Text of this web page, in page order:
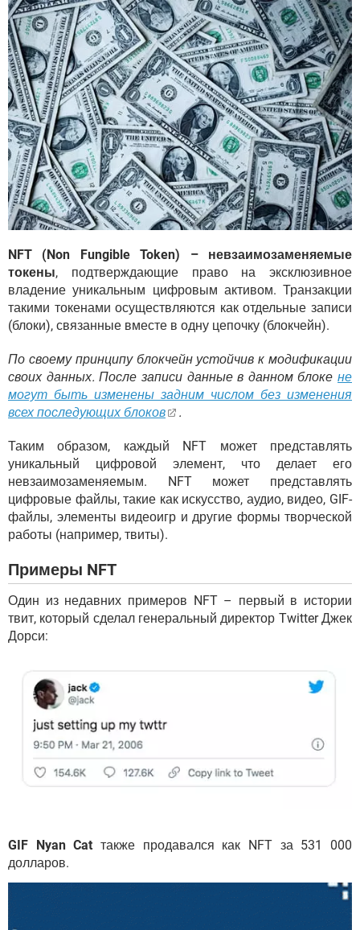
NFT (Non Fungible Token) – невзаимозаменяемые
токены, подтверждающие право на эксклюзивное
владение уникальным цифровым активом. Транзакции
такими токенами осуществляются как отдельные записи
(блоки), связанные вместе в одну цепочку (блокчейн).
По своему принципу блокчейн устойчив к модификации
своих данных. После записи данные в данном блоке не
могут быть изменены задним числом без изменения
всех последующих блоков
.
Таким образом, каждый NFT может представлять
уникальный цифровой элемент, что делает его
невзаимозаменяемым. NFT может представлять
цифровые файлы, такие как искусство, аудио, видео, GIF-
файлы, элементы видеоигр и другие формы творческой
работы (например, твиты).
Примеры NFT
Один из недавних примеров NFT – первый в истории
твит, который сделал генеральный директор Twitter Джек
Дорси:
GIF Nyan Cat также продавался как NFT за 531 000
долларов.